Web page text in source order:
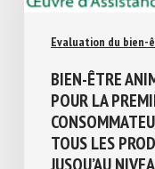
Evaluation du bien-
BIEN-ÊTRE
POUR LA
TOUS LES
A JUSQU’AU